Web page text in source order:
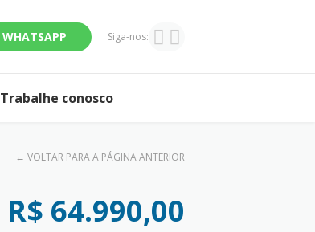
WHATSAPP Siga-nos:
Trabalhe conosco
← VOLTAR PARA A PÁGINA ANTERIOR
R$ 64.990,00